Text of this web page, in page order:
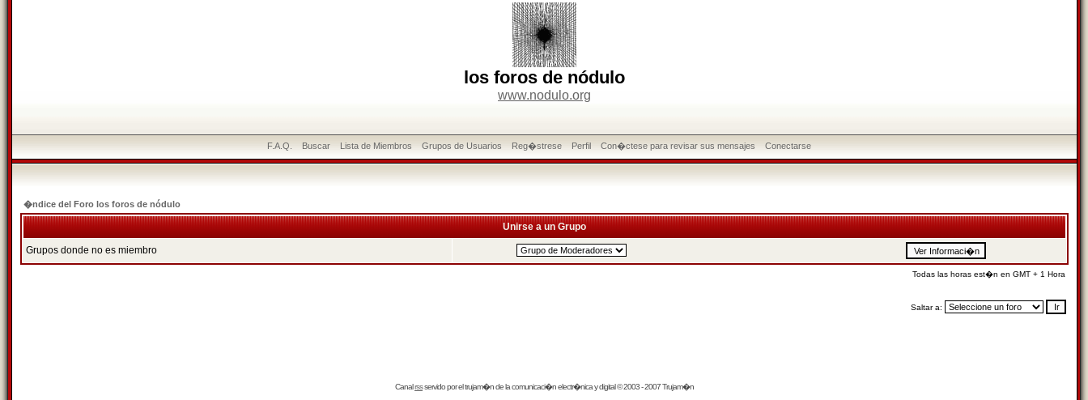
los foros de nódulo
www.nodulo.org
F.A.Q. Buscar Lista de Miembros Grupos de Usuarios Reg�strese Perfil Con�ctese para revisar sus mensajes Conectarse
�ndice del Foro los foros de nódulo
Unirse a un Grupo
Grupos donde no es miembro
Todas las horas est�n en GMT + 1 Hora
Saltar a:
Canalrssservido por eltrujam�nde la comunicaci�n electr�nica y digital © 2003 - 2007 Trujam�n